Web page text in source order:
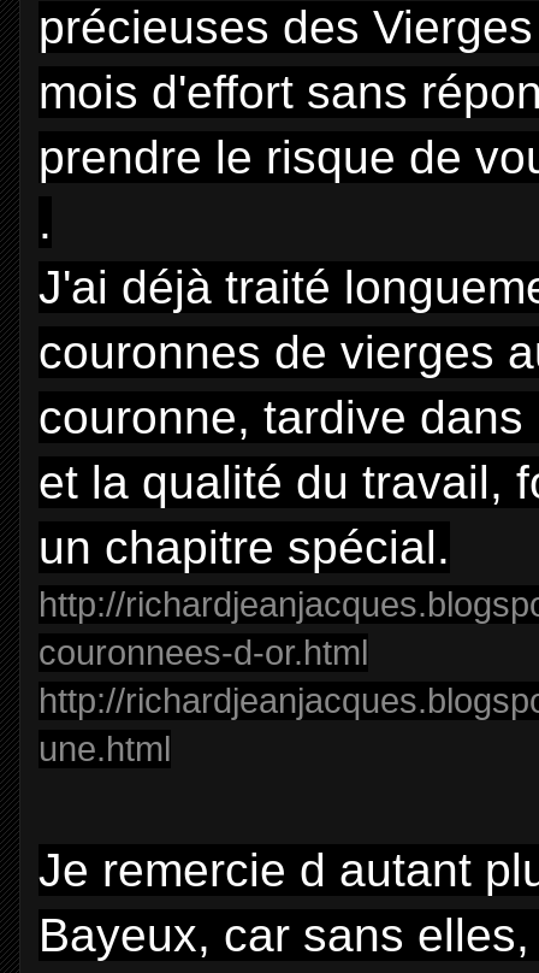
précieuses des
mois d'effort sans
prendre le risque de
.
J'ai déjà traité
couronnes de vierges
couronne, tardive
et la qualité du travail,
un chapitre spécial.
http://
couronnees-d-or.html
http://
une.html
Je remercie d autant
Bayeux, car sans